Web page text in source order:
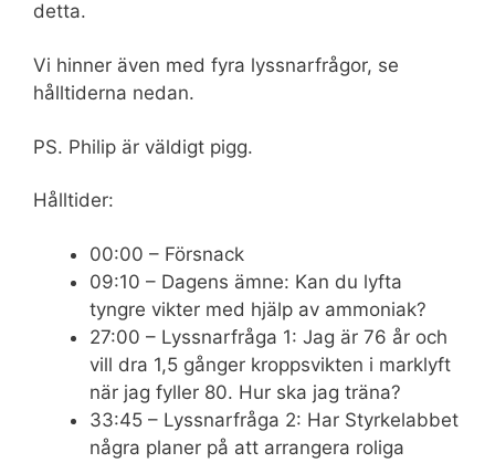
detta.
Vi hinner även med fyra lyssnarfrågor, se
hålltiderna nedan.
PS. Philip är väldigt pigg.
Hålltider:
00:00 – Försnack
09:10 – Dagens ämne: Kan du lyfta
tyngre vikter med hjälp av ammoniak?
27:00 – Lyssnarfråga 1: Jag är 76 år och
vill dra 1,5 gånger kroppsvikten i marklyft
när jag fyller 80. Hur ska jag träna?
33:45 – Lyssnarfråga 2: Har Styrkelabbet
några planer på att arrangera roliga